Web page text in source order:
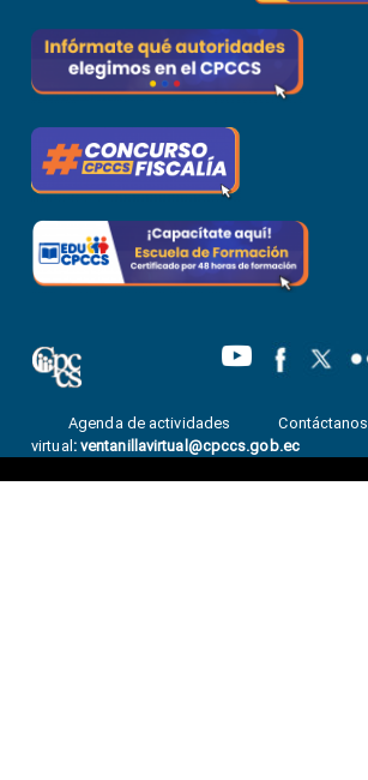
Agenda de actividades Contáctanos
virtual : ventanillavirtual@cpccs.gob.ec